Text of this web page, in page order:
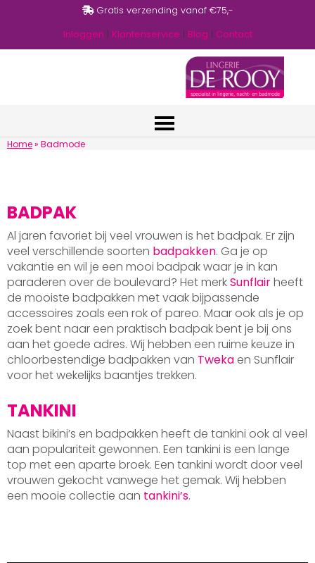
Gratis verzending vanaf €75,-
Inloggen | Klantenservice | Blog | Contact
Home» Badmode
BADPAK
Al jaren favoriet bij veel vrouwen is het badpak. Er zijn
veel verschillende soorten badpakken. Ga je op
vakantie en wil je een mooi badpak waar je in kan
paraderen over de boulevard? Het merkSunflairheeft
de mooiste badpakken met vaak bijpassende
accessoires zoals een rok of pareo. Maar ook als je op
zoek bent naar een praktisch badpak bent je bij ons
aan het goede adres. Wij hebben een ruime keuze in
chloorbestendige badpakken van Tweka en Sunflair
voor het wekelijks baantjes trekken.
TANKINI
Naast bikini’s en badpakken heeft de tankini ook al veel
aan populariteit gewonnen. Een tankini is een lange
top met een aparte broek. Een tankini wordt door veel
vrouwen gekocht vanwege het gemak. Wij hebben
een mooie collectie aan tankini’s.